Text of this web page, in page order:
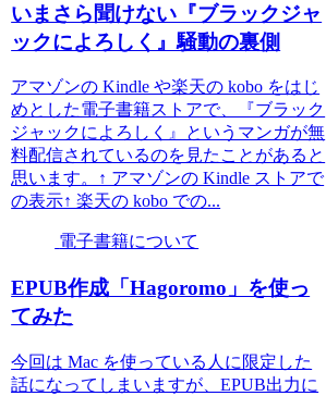
いまさら聞けない『ブラックジャ
ックによろしく』騒動の裏側
アマゾンの Kindle や楽天の kobo をはじ
めとした電子書籍ストアで、『ブラック
ジャックによろしく』というマンガが無
料配信されているのを見たことがあると
思います。↑ アマゾンの Kindle ストアで
の表示↑ 楽天の kobo での...
電子書籍について
EPUB作成「Hagoromo」を使っ
てみた
今回は Mac を使っている人に限定した
話になってしまいますが、EPUB出力に